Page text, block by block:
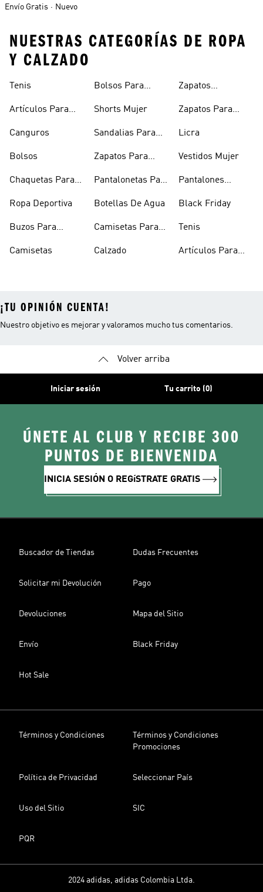
Envío Gratis
Nuevo
NUESTRAS CATEGORÍAS DE ROPA
Y CALZADO
Tenis
Artículos Para
Canguros
Bolsos
Chaquetas Para
Ropa Deportiva
Buzos Para
Camisetas
Bolsos Para
Shorts Mujer
Sandalias Para
Zapatos Para
Pantalonetas Para
Botellas De Agua
Camisetas Para
Calzado
Zapatos
Zapatos Para
Licra
Vestidos Mujer
Pantalones
Black Friday
Tenis
Artículos Para
¡TU OPINIÓN CUENTA!
Nuestro objetivo es mejorar y valoramos mucho tus comentarios.
Volver arriba
Iniciar sesión Tu carrito (0)
ÚNETE AL CLUB Y RECIBE 300
PUNTOS DE BIENVENIDA
INICIA SESIÓN O REGíSTRATE GRATIS
Buscador de Tiendas Dudas Frecuentes
Solicitar mi Devolución Pago
Devoluciones Mapa del Sitio
Envío Black Friday
Hot Sale
Términos y Condiciones
Términos y Condiciones
Promociones
Política de Privacidad Seleccionar País
Uso del Sitio SIC
PQR
2024 adidas, adidas Colombia Ltda.